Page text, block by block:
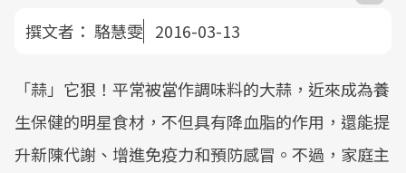
撰文者： 駱慧雯 2016-03-13
「蒜」它狠！平常被當作調味料的大蒜，近來成為養
生保健的明星食材，不但具有降血脂的作用，還能提
升新陳代謝、增進免疫力和預防感冒。不過，家庭主